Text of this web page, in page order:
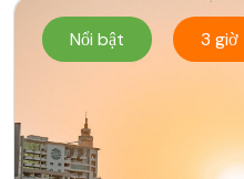
Nổi bật 3 giờ